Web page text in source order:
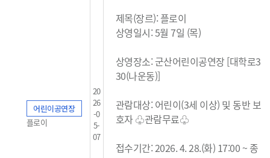
어린이공연장
플로이
20
26
-0
5-
07
제목(장르): 플로이
상영일시: 5월 7일 (목)
상영장소: 군산어린이공연장 [대학로3
30(나운동)]
관람대상: 어린이(3세 이상) 및 동반 보
호자 ♧관람무료♧
접수기간: 2026. 4. 28.(화) 17:00 ~ 종